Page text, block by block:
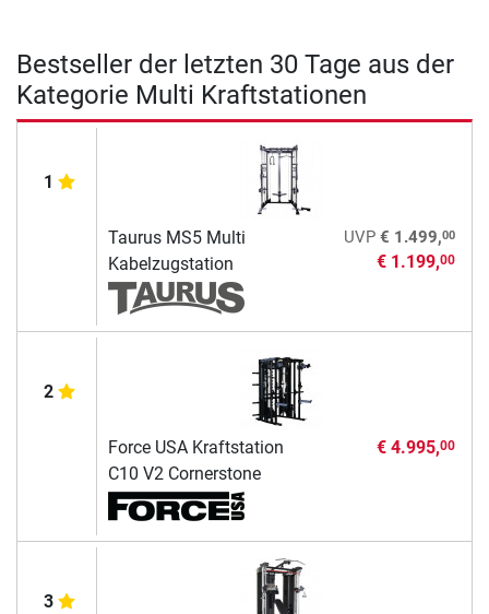
Bestseller der letzten 30 Tage aus der
Kategorie Multi Kraftstationen
1
Taurus MS5 Multi
Kabelzugstation
UVP € 1.499,00
€ 1.199,00
2
Force USA Kraftstation
C10 V2 Cornerstone
€ 4.995,00
3